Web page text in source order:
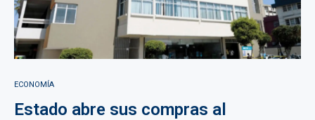
ECONOMÍA
Estado abre sus compras al